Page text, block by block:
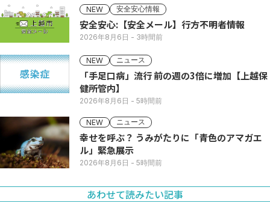
NEW 安全安心情報
安全安心:【安全メール】行方不明者情報
2026年8月6日 - 3時間前
NEW ニュース
「手足口病」流行 前の週の3倍に増加【上越保
健所管内】
2026年8月6日 - 5時間前
NEW ニュース
幸せを呼ぶ？ うみがたりに「青色のアマガエ
ル」緊急展示
2026年8月6日 - 5時間前
あわせて読みたい記事